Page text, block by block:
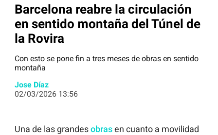
Barcelona reabre la circulación
en sentido montaña del Túnel de
la Rovira
Con esto se pone fin a tres meses de obras en sentido
montaña
Jose Díaz
02/03/2026 13:56
Una de las grandesobrasen cuanto a movilidad